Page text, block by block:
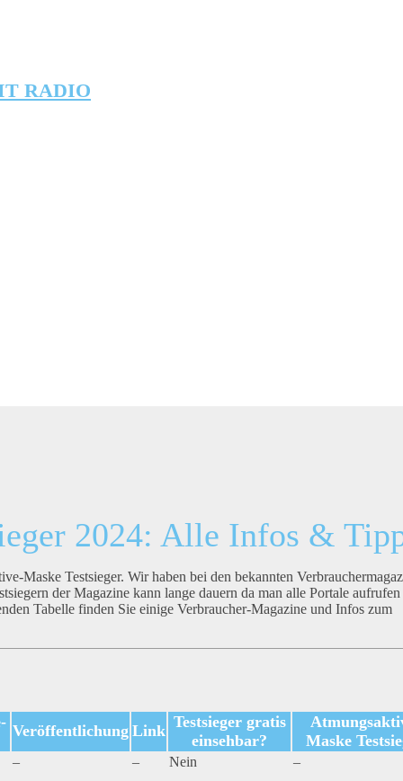
RADIO
2024: Alle Infos &
Maske Testsieger. Wir haben bei den bekannten
der Magazine kann lange dauern da man alle Portale
Tabelle finden Sie einige Verbraucher-Magazine und Infos zum
Veröffentlichung Link Testsieger gratis
einsehbar?
Maske
– – Nein
–